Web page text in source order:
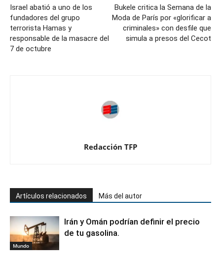
Israel abatió a uno de los
fundadores del grupo
terrorista Hamas y
responsable de la masacre del
7 de octubre
Bukele critica la Semana de la
Moda de París por «glorificar a
criminales» con desfile que
simula a presos del Cecot
Redacción TFP
Artículos relacionados Más del autor
Mundo
Irán y Omán podrían definir el precio
de tu gasolina.